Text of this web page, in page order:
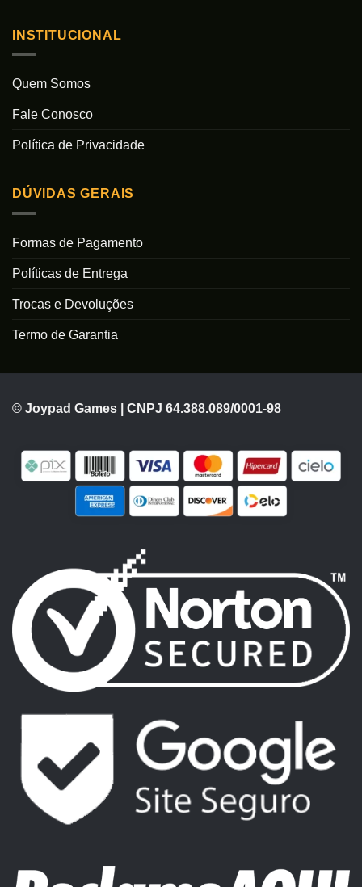
INSTITUCIONAL
Quem Somos
Fale Conosco
Política de Privacidade
DÚVIDAS GERAIS
Formas de Pagamento
Políticas de Entrega
Trocas e Devoluções
Termo de Garantia
© Joypad Games | CNPJ 64.388.089/0001-98